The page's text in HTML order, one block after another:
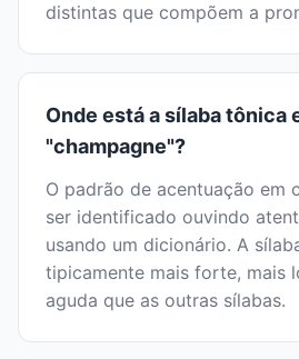
distintas que compõem a
Onde está a sílaba tônica
"champagne"?
O padrão de acentuação em
ser identificado ouvindo
usando um dicionário. A
tipicamente mais forte, mais
aguda que as outras sílabas.